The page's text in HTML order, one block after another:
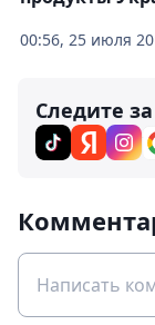
00:56, 25 июля
Следите